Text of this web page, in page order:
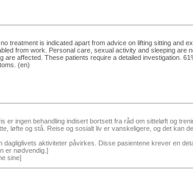
treatment is indicated apart from advice on lifting sitting and
from work. Personal care, sexual activity and sleeping
affected. These patients require a detailed investigation.
(en)
er ingen behandling indisert bortsett fra råd om sitteløft og
løfte og stå. Reise og sosialt liv er vanskeligere, og det
aktiviteter påvirkes. Disse pasientene krever en
er nødvendig.]
sine]